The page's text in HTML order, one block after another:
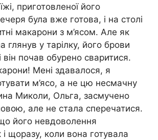
приготовленої його
була вже готова, і на столі
макарони з м’ясом. Але як
глянув у тарілку, його брови
він почав обурено сваритися.
Мені здавалося, я
м’ясо, а не цю несмачну
Миколи, Ольга, засмучено
але не стала сперечатися.
його невдоволення
щоразу, коли вона готувала